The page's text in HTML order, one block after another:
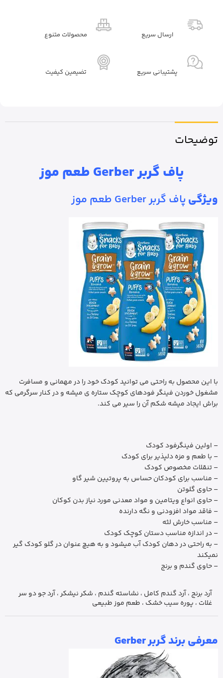
ارسال سریع محصولات متنوع
پشتیبانی سریع تضیمین کیفیت
توضیحات
پاف گربر Gerber طعم موز
ویژگی پاف گربر Gerber طعم موز
با این محصول به راحتی می توانید کودک خود را در مهمانی و مسافرت
مشغول خوردن فینگر فودهای کوچک ستاره ی میشه و در کنار سرگرمی که
براش ایجاد میشه شکم آن را سیر می کند.
– اولین فینگرفود کودک
– با طعم و مزه دلپذیر برای کودک
– تنقلات مخصوص کودک
– مناسب برای کودکان حساس به پروتیین شیر گاو
– حاوی گلوتن
– حاوی انواع ویتامین و مواد معدنی مورد نیاز بدن کوکان
– فاقد مواد افزودنی و نگه دارنده
– مناسب خارش لثه
– در اندازه مناسب دستان کوچک کودک
– به راحتی در دهان کودک آب میشود و به هیچ عنوان در گلو کودک گیر
نمیکند
– حاوی گندم و برنج
آرد برنج ، آرد گندم کامل ، نشاسته گندم ، شکر نیشکر ، آرد جو دو سر
غلات ، پوره سیب خشک ، طعم موز طبیعی
معرفی برند گربر Gerber